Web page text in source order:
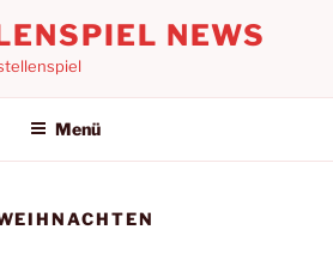
NEWS
Menü